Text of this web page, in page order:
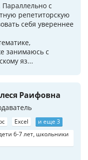
Параллельно с
репетиторскую
себя увереннее
занимаюсь с
яз...
Раифовна
Excel
и еще 3
6-7 лет, школьники